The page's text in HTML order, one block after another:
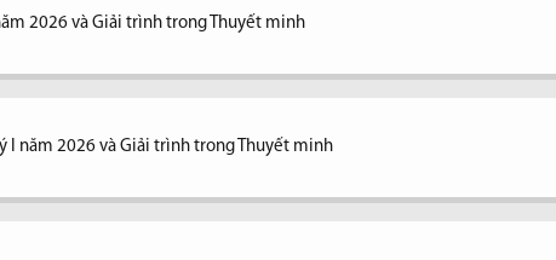
2026 và Giải trình trong Thuyết minh
I năm 2026 và Giải trình trong Thuyết minh